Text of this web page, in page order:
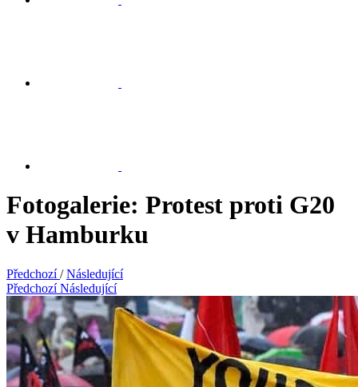
Fotogalerie: Protest proti G20
v Hamburku
Předchozí / Následující
Předchozí Následující